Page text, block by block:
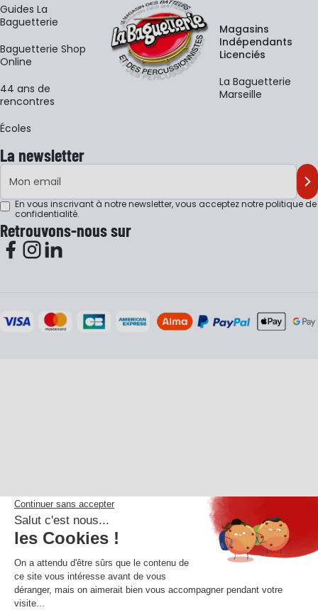
Guides La
Baguetterie
Baguetterie Shop
Online
44 ans de
rencontres
Écoles
Magasins
Indépendants
Licenciés
La Baguetterie
Marseille
La newsletter
Adresse e-mail
En vous inscrivant à notre newsletter, vous acceptez notrepolitique de
confidentialité.
Retrouvons-nous sur